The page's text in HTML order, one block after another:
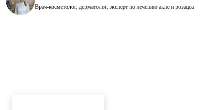
Врач-косметолог, дерматолог, эксперт по лечению акне и розацеа